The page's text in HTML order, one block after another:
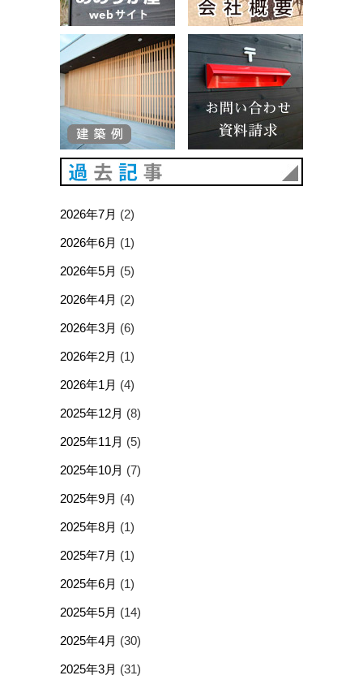
2026年7月 (2)
2026年6月 (1)
2026年5月 (5)
2026年4月 (2)
2026年3月 (6)
2026年2月 (1)
2026年1月 (4)
2025年12月 (8)
2025年11月 (5)
2025年10月 (7)
2025年9月 (4)
2025年8月 (1)
2025年7月 (1)
2025年6月 (1)
2025年5月 (14)
2025年4月 (30)
2025年3月 (31)